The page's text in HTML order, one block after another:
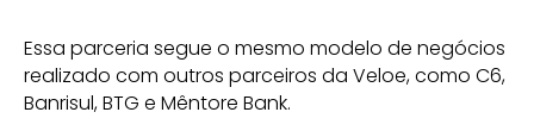
Essa parceria segue o mesmo modelo de negócios
realizado com outros parceiros da Veloe, como C6,
Banrisul, BTG e Mêntore Bank.